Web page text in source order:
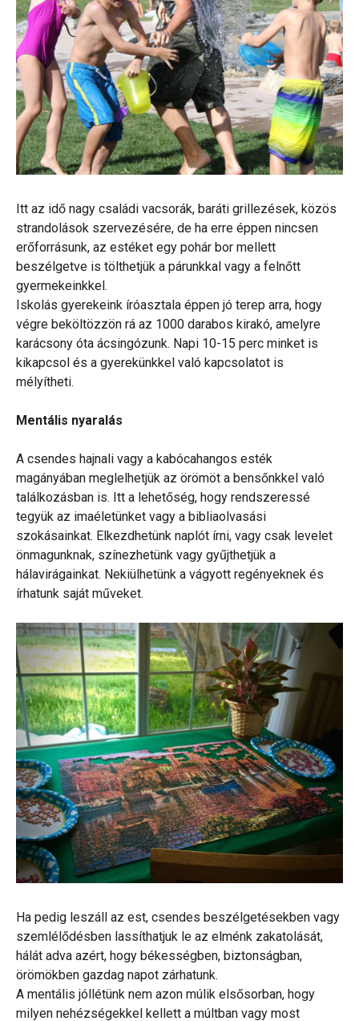
Itt az idő nagy családi vacsorák, baráti grillezések, közös
strandolások szervezésére, de ha erre éppen nincsen
erőforrásunk, az estéket egy pohár bor mellett
beszélgetve is tölthetjük a párunkkal vagy a felnőtt
gyermekeinkkel.
Iskolás gyerekeink íróasztala éppen jó terep arra, hogy
végre beköltözzön rá az 1000 darabos kirakó, amelyre
karácsony óta ácsingózunk. Napi 10-15 perc minket is
kikapcsol és a gyerekünkkel való kapcsolatot is
mélyítheti.
Mentális nyaralás
A csendes hajnali vagy a kabócahangos esték
magányában meglelhetjük az örömöt a bensőnkkel való
találkozásban is. Itt a lehetőség, hogy rendszeressé
tegyük az imaéletünket vagy a bibliaolvasási
szokásainkat. Elkezdhetünk naplót írni, vagy csak levelet
önmagunknak, színezhetünk vagy gyűjthetjük a
hálavirágainkat. Nekiülhetünk a vágyott regényeknek és
írhatunk saját műveket.
Ha pedig leszáll az est, csendes beszélgetésekben vagy
szemlélődésben lassíthatjuk le az elménk zakatolását,
hálát adva azért, hogy békességben, biztonságban,
örömökben gazdag napot zárhatunk.
A mentális jóllétünk nem azon múlik elsősorban, hogy
milyen nehézségekkel kellett a múltban vagy most